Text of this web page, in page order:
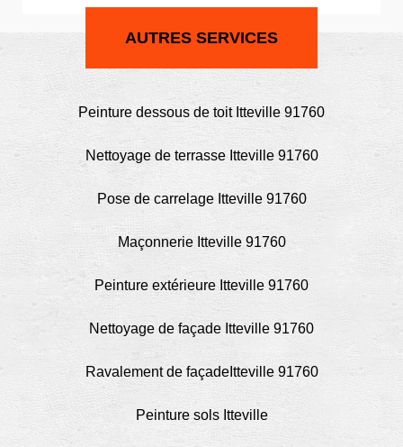
AUTRES SERVICES
Peinture dessous de toit Itteville 91760
Nettoyage de terrasse Itteville 91760
Pose de carrelage Itteville 91760
Maçonnerie Itteville 91760
Peinture extérieure Itteville 91760
Nettoyage de façade Itteville 91760
Ravalement de façadeItteville 91760
Peinture sols Itteville